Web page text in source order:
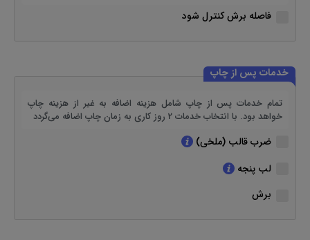
فاصله برش کنترل شود
خدمات پس از چاپ
تمام خدمات پس از چاپ شامل هزینه اضافه به غیر از هزینه چاپ
خواهد بود. با انتخاب خدمات 2 روز کاری به زمان چاپ اضافه می‌گردد
ضرب قالب (ملخی)
لب پنجه
برش